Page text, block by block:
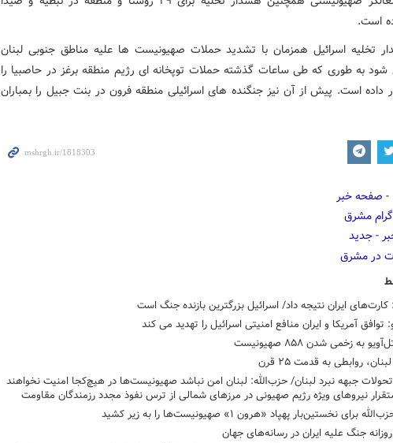
است.
تخلیه اسرائیل همزمان با تشدید حملات صهیونیست ها علیه مناطق جنوبی لبنان
به طوری که طی ساعات گذشته حملات توپخانه ای رژیم منطقه برغز در حاصبیا را
داده است. پیش از آن نیز جنگنده های اسرائیلی منطقه فرون در بنت جبیل را بمباران
ایران نتیجه داد/ اسرائیل بزرگترین بازنده جنگ است
توافق آمریکا و ایران منافع امنیتی اسرائیل را تهدید می‌ کند
به زخمی شدن ۸۵۸ صهیونیست
روابطی به قدمت ۲۵ قرن
جبهه نبرد لبنان/ حزب‌الله: لبنان امن نباشد صهیونیست‌ها در هیچ‌کجا امنیت نخواهند
نیروهای ویژه رژیم صهیونی در مرزهای شمالی از ترس نفوذ مجدد رزمندگان مقاومت
برای نخستین‌بار پهپاد «هرون ۱» صهیونیست‌ها را به زیر کشید
جنگ علیه ایران در رسانه‌های جهان